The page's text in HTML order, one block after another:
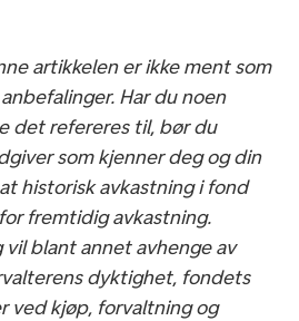
artikkelen er ikke ment som
Har du noen
det refereres til, bør du
som kjenner deg og din
historisk avkastning i fond
fremtidig avkastning.
blant annet avhenge av
dyktighet, fondets
ved kjøp, forvaltning og